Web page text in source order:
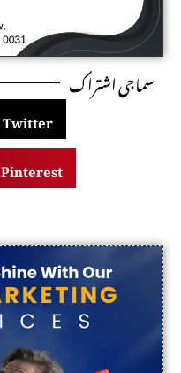
سماجی اشتراک
Twitter
Pinterest